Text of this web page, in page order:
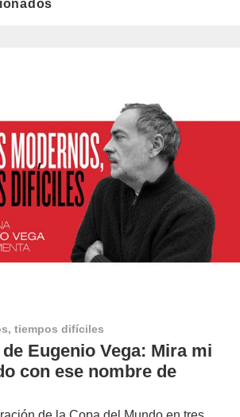
tiempos difíciles
Eugenio Vega: Mira mi
con ese nombre de